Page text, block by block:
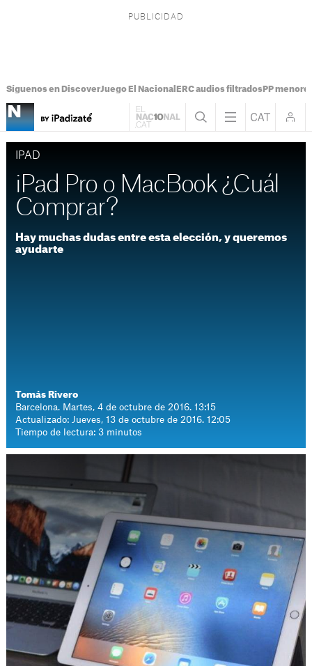
Síguenos en DiscoverJuego El Nacional ERC audios filtradosPP
IPAD
iPad Pro o MacBook ¿Cuál
Comprar?
Hay muchas dudas entre esta elección, y queremos
ayudarte
Tomás Rivero
Barcelona. Martes, 4 de octubre de 2016. 13:15
Actualizado: Jueves, 13 de octubre de 2016. 12:05
Tiempo de lectura: 3 minutos